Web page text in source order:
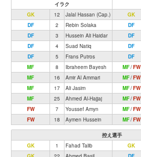
イラク
GK
12 Jalal Hassan (Cap.) GK
DF
2 Rebin Solaka DF
DF
3 Hussein Ali Haidar DF
DF
4 Suad Natiq DF
DF
5 Frans Putros DF
MF
8 Ibraheem Bayesh MF/FW
MF
16 Amir Al Ammari MF/FW
MF
17 Ali Jasim MF/FW
MF
25 Ahmed Al-Hajjaj MF/FW
FW
7 Youssef Amyn MF/FW
FW
18 Aymen Hussein MF/FW
控え選手
GK
1 Fahad Talib GK